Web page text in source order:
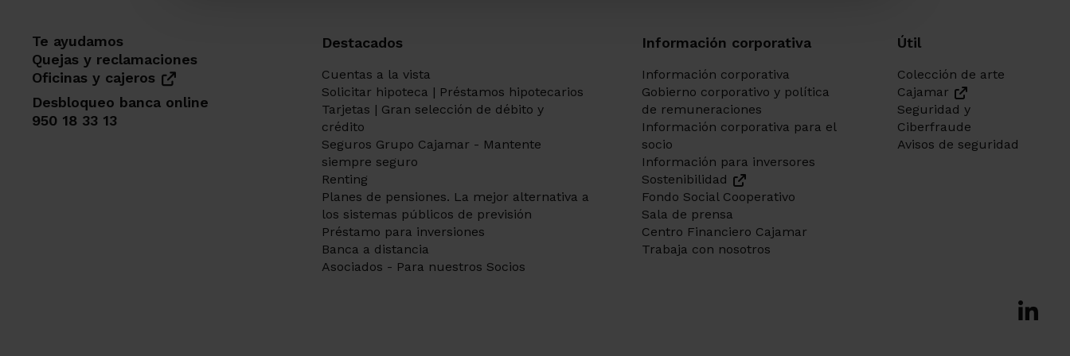
Te ayudamos
Quejas y reclamaciones
Oficinas y cajeros
Desbloqueo banca online
950 18 33 13
Destacados
Cuentas a la vista
Solicitar hipoteca | Préstamos hipotecarios
Tarjetas | Gran selección de débito y
crédito
Seguros Grupo Cajamar - Mantente
siempre seguro
Renting
Planes de pensiones. La mejor alternativa a
los sistemas públicos de previsión
Préstamo para inversiones
Banca a distancia
Asociados - Para nuestros Socios
Información corporativa
Información corporativa
Gobierno corporativo y política
de remuneraciones
Información corporativa para el
socio
Información para inversores
Sostenibilidad
Fondo Social Cooperativo
Sala de prensa
Centro Financiero Cajamar
Trabaja con nosotros
Útil
Colección de arte
Cajamar
Seguridad y
Ciberfraude
Avisos de seguridad
Ir a
Ir a X-
Ir a
Ir aIr a
Ir a
Ir a